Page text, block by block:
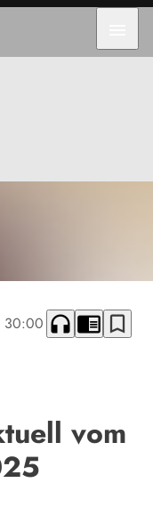
30:00 headphones chrome_reader_mode bookmark_border
vom